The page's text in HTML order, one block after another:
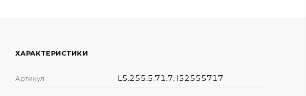
ХАРАКТЕРИСТИКИ
Артикул L5.255.5.71.7, l52555717